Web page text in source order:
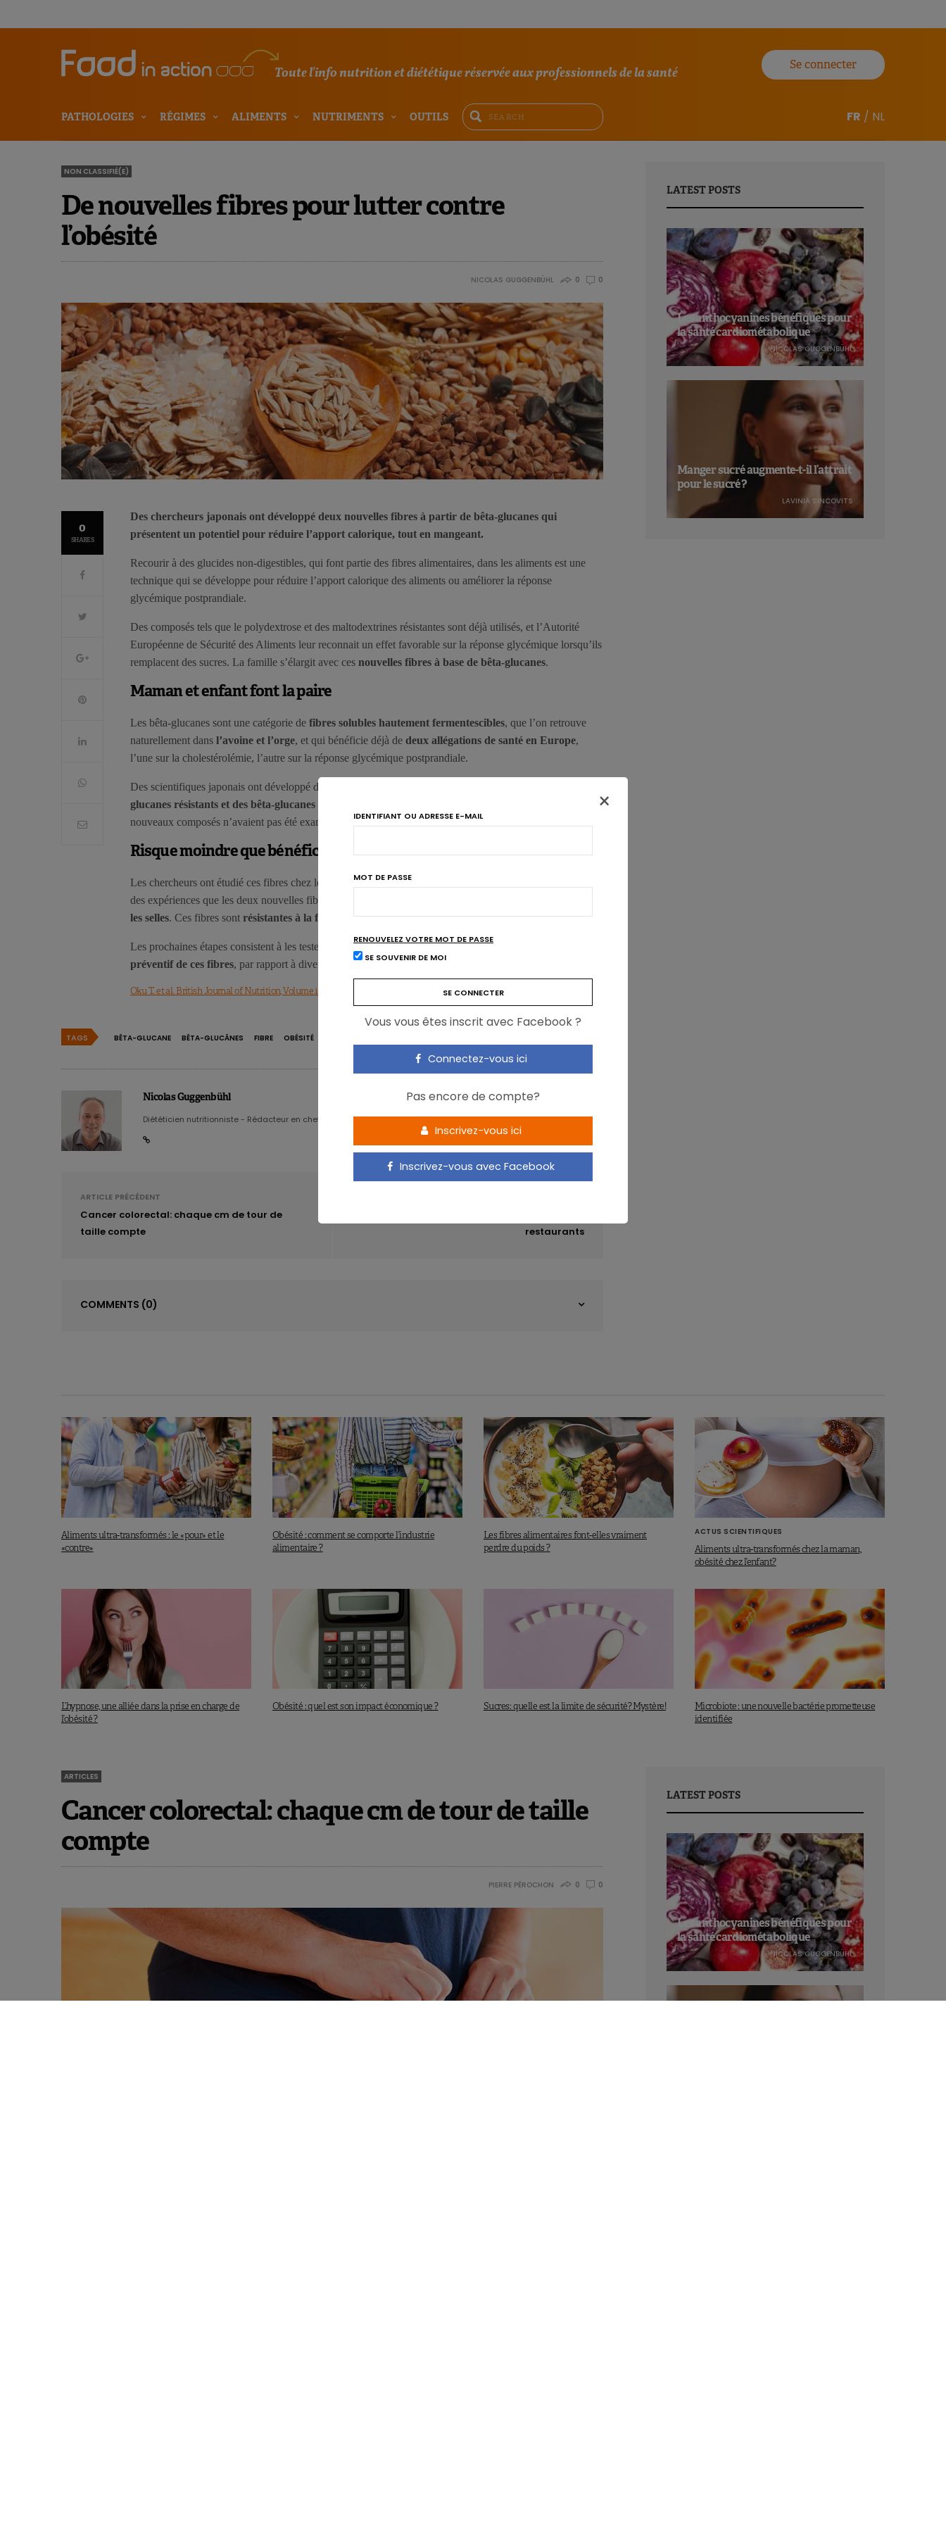
Toute l'info nutrition et diététique réservée aux professionnels de la santé
Se connecter
PATHOLOGIES RÉGIMES ALIMENTS NUTRIMENTS OUTILS FR / NL
NON CLASSIFIÉ(E)
De nouvelles fibres pour lutter contre
l’obésité
NICOLAS GUGGENBÜHL 0 0
0
SHARES
Des chercheurs japonais ont développé deux nouvelles fibres à partir de bêta-glucanes qui
présentent un potentiel pour réduire l’apport calorique, tout en mangeant.
Recourir à des glucides non-digestibles, qui font partie des fibres alimentaires, dans les aliments est une
technique qui se développe pour réduire l’apport calorique des aliments ou améliorer la réponse
glycémique postprandiale.
Des composés tels que le polydextrose et des maltodextrines résistantes sont déjà utilisés, et l’Autorité
Européenne de Sécurité des Aliments leur reconnait un effet favorable sur la réponse glycémique lorsqu’ils
remplacent des sucres. La famille s’élargit avec ces nouvelles fibres à base de bêta-glucanes.
Maman et enfant font la paire
Les bêta-glucanes sont une catégorie de fibres solubles hautement fermentescibles, que l’on retrouve
naturellement dans l’avoine et l’orge, et qui bénéficie déjà de deux allégations de santé en Europe,
l’une sur la cholestérolémie, l’autre sur la réponse glycémique postprandiale.
Des scientifiques japonais ont développé deux nouvelles fibres à partir de ces composés: des
glucanes résistants et des bêta-glucanes résistants hydrogénés
nouveaux composés n’avaient pas été examinées jusqu’à présent.
Risque moindre que bénéfice
Les chercheurs ont étudié ces fibres chez le rat ainsi que dans un modèle de digestion humaine. Il ressort
des expériences que les deux nouvelles fibres
les selles. Ces fibres sont résistantes à la fermentation, et ne provoquent donc pas de flatulence.
Les prochaines étapes consistent à les tester chez l’humain, ce qui devrait permettre de préciser le
préventif de ces fibres, par rapport à diverses maladies de civilisation liées à la suralimentation.
Oku T. et al. British Journal of Nutrition, Volume 114, Issue 10, November 2015, pp 1550-1559.
TAGS BÊTA-GLUCANE BÊTA-GLUCÂNES FIBRE OBÉSITÉ
Nicolas Guggenbühl
Diététicien nutritionniste - Rédacteur en chef - Partner & Senior Nutrition Expert - Karott'
ARTICLE PRÉCÉDENT
Cancer colorectal: chaque cm de tour de
taille compte
restaurants
COMMENTS (0)
LATEST POSTS
Les anthocyanines bénéfiques pour
la santé cardiométabolique
NICOLAS GUGGENBÜHL
Manger sucré augmente-t-il l’attrait
pour le sucré ?
LAVINIA SINCOVITS
Aliments ultra-transformés : le «pour» et le
«contre»
Obésité : comment se comporte l’industrie
alimentaire ?
Les fibres alimentaires font-elles vraiment
perdre du poids ?
ACTUS SCIENTIFIQUES
Aliments ultra-transformés chez la maman,
obésité chez l’enfant?
L’hypnose, une alliée dans la prise en charge de
l’obésité ?
Obésité : quel est son impact économique ? Sucres: quelle est la limite de sécurité? Mystère!
Microbiote : une nouvelle bactérie prometteuse
identifiée
ARTICLES
Cancer colorectal: chaque cm de tour de taille
compte
PIERRE PÉROCHON 0 0
LATEST POSTS
Les anthocyanines bénéfiques pour
la santé cardiométabolique
NICOLAS GUGGENBÜHL
×
IDENTIFIANT OU ADRESSE E-MAIL
MOT DE PASSE
RENOUVELEZ VOTRE MOT DE PASSE
SE SOUVENIR DE MOI
Vous vous êtes inscrit avec Facebook ?
Connectez-vous ici
Pas encore de compte?
Inscrivez-vous ici
Inscrivez-vous avec Facebook